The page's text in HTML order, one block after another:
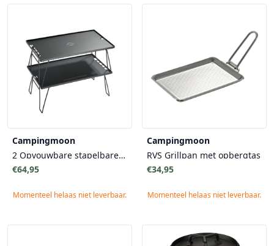
Campingmoon
2 Opvouwbare stapelbare tafels met 2 aluminium bladen en draagtas
€64,95
Momenteel helaas niet leverbaar.
Campingmoon
RVS Grillpan met opbergtas
€34,95
Momenteel helaas niet leverbaar.